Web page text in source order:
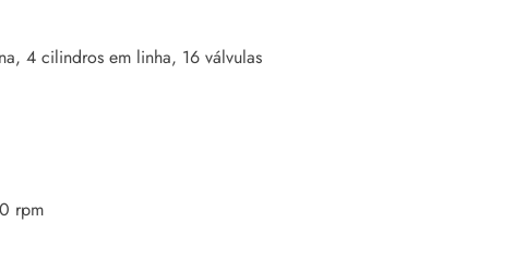
4 cilindros em linha, 16 válvulas
rpm